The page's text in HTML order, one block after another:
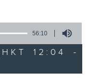
56:10
12:04 -